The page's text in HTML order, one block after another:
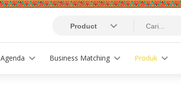
Agenda Business Matching Produk